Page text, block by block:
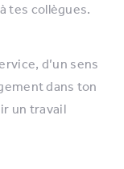
tes collègues.
d’un sens
dans ton
un travail